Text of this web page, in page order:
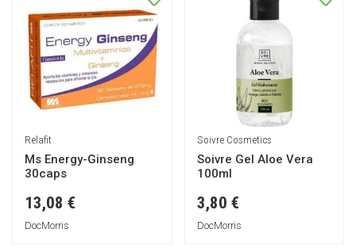
Relafit
Ms Energy-Ginseng
30caps
13,08 €
DocMorris
Soivre Cosmetics
Soivre Gel Aloe Vera
100ml
3,80 €
DocMorris